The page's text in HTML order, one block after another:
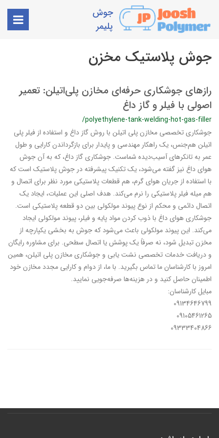
جوش
پلیمر
جوش پلاستیک مخزن
رازهای جوشکاری حرفه‌ای مخازن پلی‌اتیلن: تعمیر
اصولی با فیلر و گاز داغ
/polyethylene-tank-welding-hot-gas-filler
جوشکاری تخصصی مخازن پلی اتیلن با روش گاز داغ و استفاده از فیلر پلی
اتیلن هم‌جنس، یک راهکار مهندسی و پایدار برای بازگرداندن کارایی و طول
عمر به تانکرهای آسیب‌دیده شماست. جوشکاری گاز داغ، که به آن جوش
هوای داغ نیز گفته می‌شود، یک تکنیک پیشرفته در جوش پلاستیک است که
با استفاده از جریان هوای گرم، هم قطعات پلاستیکی مورد نظر برای اتصال و
هم میله فیلر پلاستیکی را نرم می‌کند. هدف اصلی این عملیات، ایجاد یک
اتصال دائمی و محکم از نوع پیوند مولکولی بین دو قطعه پلاستیکی است.
جوشکاری هوای داغ با ذوب کردن مواد پایه و فیلر، پیوند مولکولی ایجاد
می‌کند. این پیوند مولکولی باعث می‌شود که جوش به بخشی یکپارچه از
مخزن تبدیل شود، نه صرفاً یک پوشش یا اتصال سطحی. برای مشاوره رایگان
و دریافت خدمات تخصصی نشت یابی و جوشکاری مخازن پلی اتیلن، همین
امروز با کارشناسان ما تماس بگیرید. با ما، از دوام و کارایی مجدد مخازن خود
اطمینان حاصل کنید و در هزینه‌ها صرفه‌جویی نمایید.
مبایل کارشناسان:
09134646799
09105461265
09333404866